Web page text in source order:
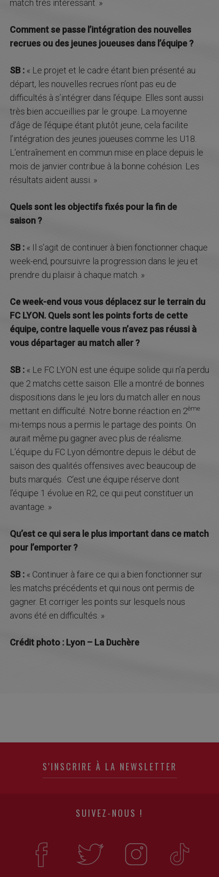
match très intéressant. »
Comment se passe l’intégration des nouvelles
recrues ou des jeunes joueuses dans l’équipe ?
SB : « Le projet et le cadre étant bien présenté au
départ, les nouvelles recrues n’ont pas eu de
difficultés à s’intégrer dans l’équipe. Elles sont aussi
très bien accueillies par le groupe. La moyenne
d’âge de l’équipe étant plutôt jeune, cela facilite
l’intégration des jeunes joueuses comme les U18.
L’entraînement en commun mise en place depuis le
mois de janvier contribue à la bonne cohésion. Les
résultats aident aussi. »
Quels sont les objectifs fixés pour la fin de
saison ?
SB : « Il s’agit de continuer à bien fonctionner chaque
week-end, poursuivre la progression dans le jeu et
prendre du plaisir à chaque match. »
Ce week-end vous vous déplacez sur le terrain du
FC LYON. Quels sont les points forts de cette
équipe, contre laquelle vous n’avez pas réussi à
vous départager au match aller ?
SB : « Le FC LYON est une équipe solide qui n’a perdu
que 2 matchs cette saison. Elle a montré de bonnes
dispositions dans le jeu lors du match aller en nous
mettant en difficulté. Notre bonne réaction en 2ème
mi-temps nous a permis le partage des points. On
aurait même pu gagner avec plus de réalisme.
L’équipe du FC Lyon démontre depuis le début de
saison des qualités offensives avec beaucoup de
buts marqués. C’est une équipe réserve dont
l’équipe 1 évolue en R2, ce qui peut constituer un
avantage. »
Qu’est ce qui sera le plus important dans ce match
pour l’emporter ?
SB : « Continuer à faire ce qui a bien fonctionner sur
les matchs précédents et qui nous ont permis de
gagner. Et corriger les points sur lesquels nous
avons été en difficultés. »
Crédit photo : Lyon – La Duchère
S'INSCRIRE À LA NEWSLETTER
SUIVEZ-NOUS !